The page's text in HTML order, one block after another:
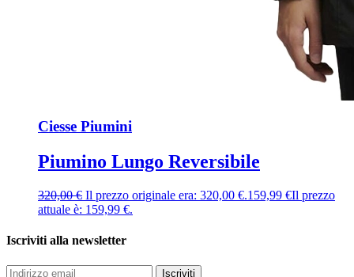
Ciesse Piumini
Piumino Lungo Reversibile
320,00€ Il prezzo originale era: 320,00 €.159,99 €Il prezzo
attuale è: 159,99 €.
Iscriviti alla newsletter
Iscriviti